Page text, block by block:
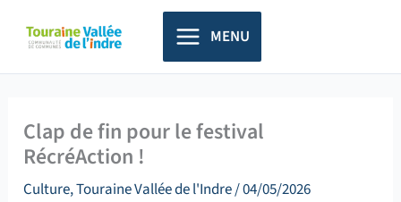
principal
MENU
Clap de fin pour le festival
RécréAction !
Culture,Touraine Vallée de l'Indre/04/05/2026